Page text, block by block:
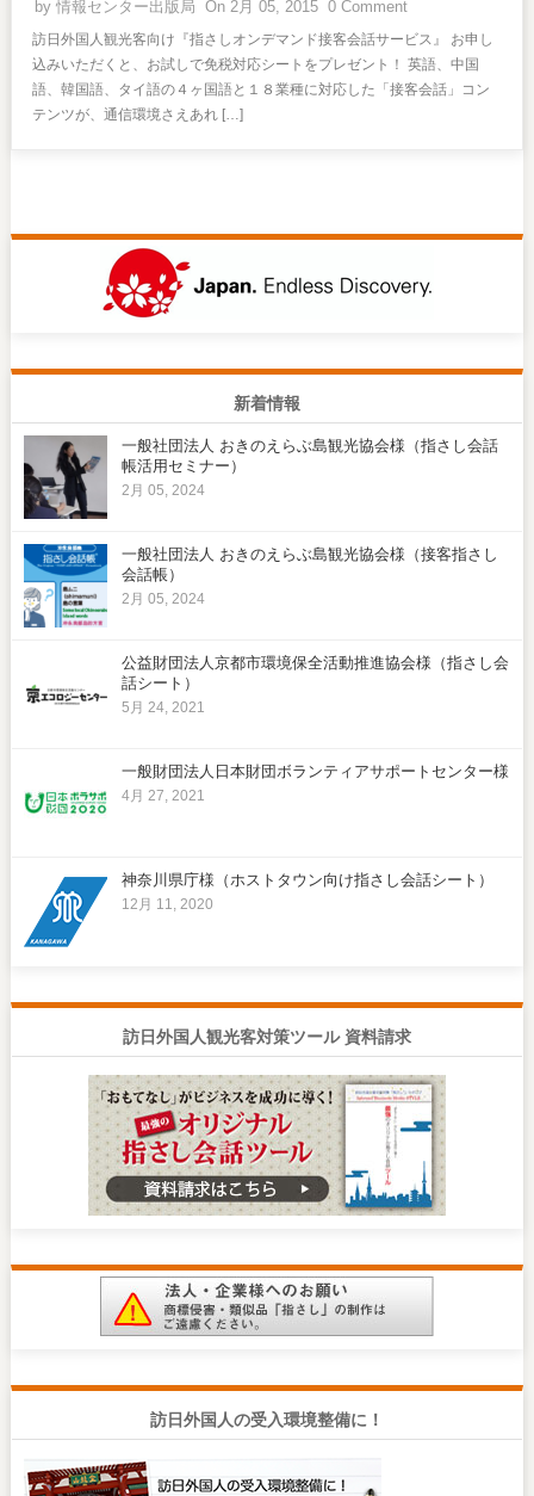
by情報センター出版局 On 2月 05, 2015 0 Comment
訪日外国人観光客向け『指さしオンデマンド接客会話サービス』 お申し
込みいただくと、お試しで免税対応シートをプレゼント！ 英語、中国
語、韓国語、タイ語の４ヶ国語と１８業種に対応した「接客会話」コン
テンツが、通信環境さえあれ […]
新着情報
一般社団法人 おきのえらぶ島観光協会様（指さし会話
帳活用セミナー）
2月 05, 2024
一般社団法人 おきのえらぶ島観光協会様（接客指さし
会話帳）
2月 05, 2024
公益財団法人京都市環境保全活動推進協会様（指さし会
話シート）
5月 24, 2021
一般財団法人日本財団ボランティアサポートセンター様
4月 27, 2021
神奈川県庁様（ホストタウン向け指さし会話シート）
12月 11, 2020
訪日外国人観光客対策ツール 資料請求
訪日外国人の受入環境整備に！